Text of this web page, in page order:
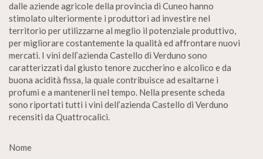
dalle aziende agricole della provincia di Cuneo hanno
stimolato ulteriormente i produttori ad investire nel
territorio per utilizzarne al meglio il potenziale produttivo,
per migliorare costantemente la qualità ed affrontare nuovi
mercati. I vini dell’azienda Castello di Verduno sono
caratterizzati dal giusto tenore zuccherino e alcolico e da
buona acidità fissa, la quale contribuisce ad esaltarne i
profumi e a mantenerli nel tempo. Nella presente scheda
sono riportati tutti i vini dell’azienda Castello di Verduno
recensiti da Quattrocalici.
Nome